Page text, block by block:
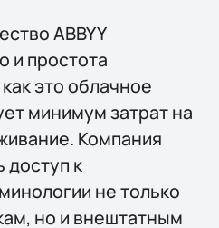
ABBYY
и простота
это облачное
минимум затрат на
Компания
доступ к
не только
но и внештатным